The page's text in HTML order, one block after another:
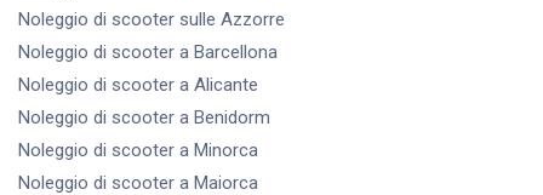
Noleggio di scooter sulle Azzorre
Noleggio di scooter a Barcellona
Noleggio di scooter a Alicante
Noleggio di scooter a Benidorm
Noleggio di scooter a Minorca
Noleggio di scooter a Maiorca